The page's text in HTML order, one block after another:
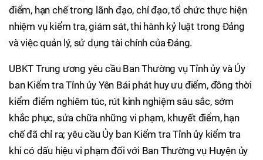
điểm, hạn chế trong lãnh đạo, chỉ đạo, tổ chức thực hiện
nhiệm vụ kiểm tra, giám sát, thi hành kỷ luật trong Đảng
và việc quản lý, sử dụng tài chính của Đảng.
UBKT Trung ương yêu cầu Ban Thường vụ Tỉnh ủy và Ủy
ban Kiểm tra Tỉnh ủy Yên Bái phát huy ưu điểm, đồng thời
kiểm điểm nghiêm túc, rút kinh nghiệm sâu sắc, sớm
khắc phục, sửa chữa những vi phạm, khuyết điểm, hạn
chế đã chỉ ra; yêu cầu Ủy ban Kiểm tra Tỉnh ủy kiểm tra
khi có dấu hiệu vi phạm đối với Ban Thường vụ Huyện ủy